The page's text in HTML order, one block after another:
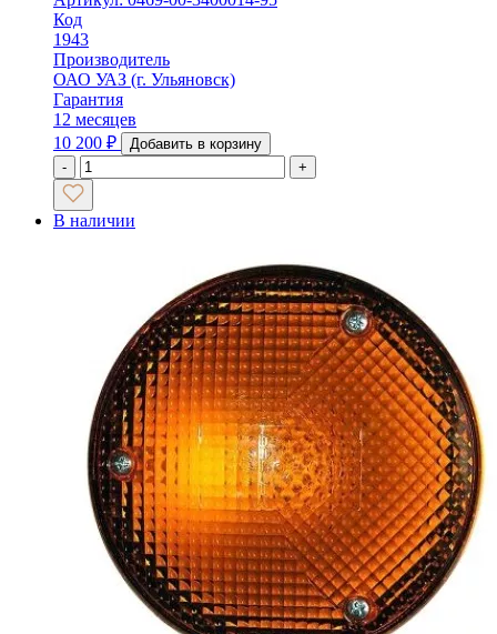
Код
1943
Производитель
ОАО УАЗ (г. Ульяновск)
Гарантия
12 месяцев
10 200 ₽
Добавить в корзину
-
+
В наличии